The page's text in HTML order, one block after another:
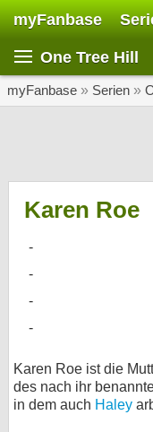
myFanbase
One Tree Hill
myFanbase » Serien »
Karen Roe
Karen Roe ist die
des nach ihr
in dem auch Haley